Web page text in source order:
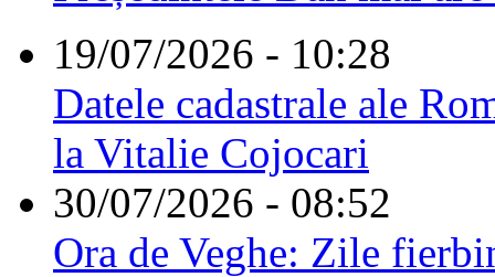
19/07/2026 - 10:28
Datele cadastrale ale
la Vitalie Cojocari
30/07/2026 - 08:52
Ora de Veghe: Zile